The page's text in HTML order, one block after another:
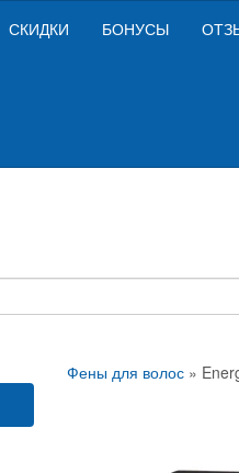
СКИДКИ БОНУСЫ
Фены для волос»